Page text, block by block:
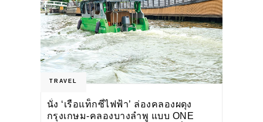
TRAVEL
นั่ง ‘เรือแท็กซี่ไฟฟ้า’ ล่องคลองผดุง
กรุงเกษม-คลองบางลำพู แบบ ONE